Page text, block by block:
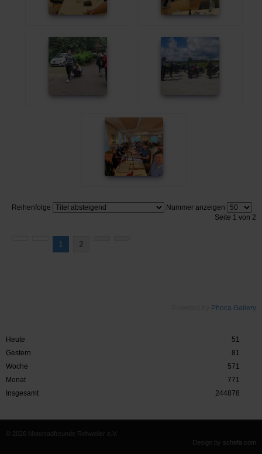
Reihenfolge
Nummer anzeigen
Seite 1 von 2
1 2
Phoca Gallery
Heute
51
Gestern
81
Woche
571
Monat
771
Insgesamt
244878
© 2026 Motorradfreunde Rehweiler e.V.
Design by schefa.com